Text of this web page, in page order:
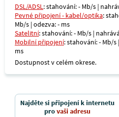
DSL/ADSL: stahování: - Mb/s |
Pevné připojení - kabel/optika:
Mb/s | odezva: - ms
Satelitní: stahování: - Mb/s |
Mobilní připojení: stahování: - Mb/s
ms
Dostupnost v celém okrese.
Najděte si připojení k internetu
provaši adresu